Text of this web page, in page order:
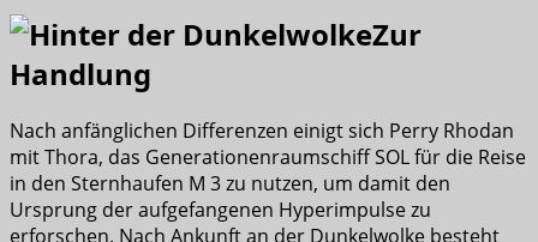
Zur
Handlung
Nach anfänglichen Differenzen einigt sich Perry Rhodan
mit Thora, das Generationenraumschiff SOL für die Reise
in den Sternhaufen M 3 zu nutzen, um damit den
Ursprung der aufgefangenen Hyperimpulse zu
erforschen. Nach Ankunft an der Dunkelwolke besteht